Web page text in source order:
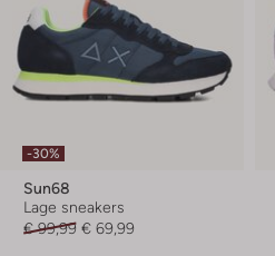
-30%
Sun68
Lage sneakers
€ 99,99 € 69,99